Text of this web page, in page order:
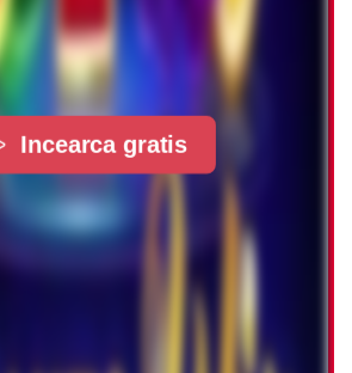
Incearca gratis